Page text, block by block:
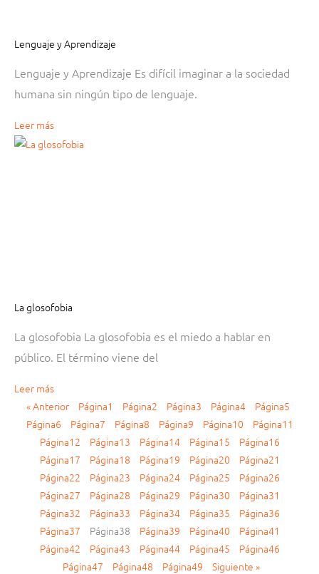
Lenguaje y Aprendizaje
Lenguaje y Aprendizaje Es difícil imaginar a la sociedad
humana sin ningún tipo de lenguaje.
Leer más
La glosofobia
La glosofobia La glosofobia es el miedo a hablar en
público. El término viene del
Leer más
« Anterior
Página1 Página2 Página3 Página4 Página5
Página6 Página7 Página8 Página9 Página10 Página11
Página12 Página13 Página14 Página15 Página16
Página17 Página18 Página19 Página20 Página21
Página22 Página23 Página24 Página25 Página26
Página27 Página28 Página29 Página30 Página31
Página32 Página33 Página34 Página35 Página36
Página37 Página38 Página39 Página40 Página41
Página42 Página43 Página44 Página45 Página46
Página47 Página48 Página49 Siguiente »